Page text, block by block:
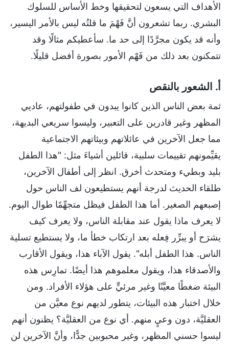
الأهداف التي يسعون لتحقيقها وخط الأساس للسلوك
البشري. ربما تشعرون أنَّ فَهْمَ ما قلتُه ليس بالأمر اليسير،
وأنه قد يكون مجرَّدًا إلى حد ما. سأعطيكم مثالًا وقد
تتمكنون بعد ذلك من فَهْم الأمور بصورة أفضل قليلًا.
أ. الشعور بالنقص
ثمة بعض الناس الذين كانوا يبدون في طفولتهم، عاديي
المظهر وغير قادرين على التعبير، وليسوا سريعي البديهة،
مما جعل الآخرين في عائلاتهم وبيئاتهم الاجتماعية
يقيِّمونهم تقييمات سلبية، قائلين أشياءَ مثل: "هذا الطفل
بليد وبطيء ومتحدث أخرق. انظر إلى أطفال الآخرين،
طلقاء الحديث لدرجة أنهم يستطيعون لف الناس حول
إصبعهم الصغير. أما هذا الطفل فيظل متجهِّمًا طوال اليوم.
لا يعرف ماذا يقول عند مقابلة الناس، ولا يعرف كيف
يشرَح أو يبرِّر فِعله بعد ارتكاب خطأ ما، ولا يستطيع تسلية
الناس. هذا الطفل أبله". يقول الآباء هذا، ويقول الأقارب
والأصدقاء هذا، ويقول معلموهم هذا أيضًا. تمارِس هذه
البيئة ضغطًا معيَّنًا وغير مرئيٍّ على هؤلاء الأفراد. ومن
خلال اختبار هذه البيئات، يتطور لديهم نوع معيَّن من
العقليَّة، دون وعيٍ منهم. أي نوع من العقليَّة؟ يظنون أنهم
ليسوا حسني المظهر، وغير محبوبين جدًّا، وأنَّ الآخرين لن